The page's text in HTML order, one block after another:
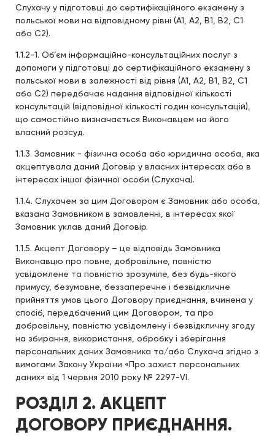
Слухачу у підготовці до сертифікаційного екзамену з
польської мови на відповідному рівні (А1, А2, В1, В2, С1
або С2).
1.1.2-1. Об’єм інформаційно-консультаційних послуг з
допомоги у підготовці до сертифікаційного екзамену з
польської мови в залежності від рівня (А1, А2, В1, В2, С1
або С2) передбачає надання відповідної кількості
консультацій (відповідної кількості годин консультацій),
що самостійно визначається Виконавцем на його
власний розсуд.
1.1.3. Замовник - фізична особа або юридична особа, яка
акцептувала даний Договір у власних інтересах або в
інтересах іншої фізичної особи (Слухача).
1.1.4. Слухачем за цим Договором є Замовник або особа,
вказана Замовником в замовленні, в інтересах якої
Замовник уклав даний Договір.
1.1.5. Акцепт Договору – це відповідь Замовника
Виконавцю про повне, добровільне, повністю
усвідомлене та повністю зрозуміле, без будь-якого
примусу, безумовне, беззаперечне і безвідкличне
прийняття умов цього Договору приєднання, вчинена у
спосіб, передбачений цим Договором, та про
добровільну, повністю усвідомлену і безвідкличну згоду
на збирання, використання, обробку і зберігання
персональних даних Замовника та/або Слухача згідно з
вимогами Закону України «Про захист персональних
даних» від 1 червня 2010 року № 2297-VI.
РОЗДІЛ 2. АКЦЕПТ
ДОГОВОРУ ПРИЄДНАННЯ.